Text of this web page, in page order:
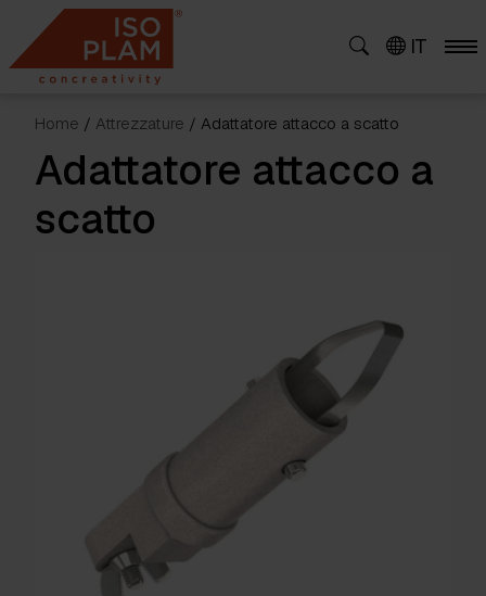
content
IT
Home / Attrezzature / Adattatore attacco a scatto
Adattatore attacco a
scatto